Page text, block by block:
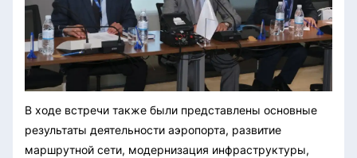
В ходе встречи также были представлены основные
результаты деятельности аэропорта, развитие
маршрутной сети, модернизация инфраструктуры,